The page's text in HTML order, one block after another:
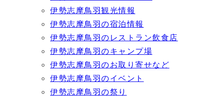
伊勢志摩鳥羽観光情報
伊勢志摩鳥羽の宿泊情報
伊勢志摩鳥羽のレストラン飲食店
伊勢志摩鳥羽のキャンプ場
伊勢志摩鳥羽のお取り寄せなど
伊勢志摩鳥羽のイベント
伊勢志摩鳥羽の祭り